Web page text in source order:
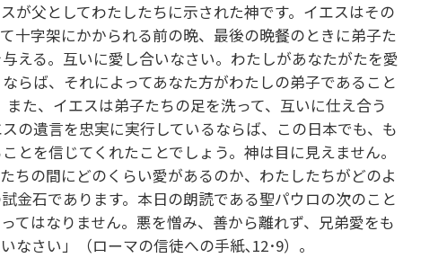
が父としてわたしたちに示された神です。イエスはその
十字架にかかられる前の晩、最後の晩餐のときに弟子た
える。互いに愛し合いなさい。わたしがあなたがたを愛
らば、それによってあなた方がわたしの弟子であること
た、イエスは弟子たちの足を洗って、互いに仕え合う
遺言を忠実に実行しているならば、この日本でも、も
を信じてくれたことでしょう。神は目に見えません。
ちの間にどのくらい愛があるのか、わたしたちがどのよ
金石であります。本日の朗読である聖パウロの次のこと
てはなりません。悪を憎み、善から離れず、兄弟愛をも
なさい」（ローマの信徒への手紙､12･9）。